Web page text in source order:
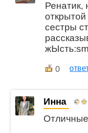
Ренатик,
открытой
сестры
0
Инна